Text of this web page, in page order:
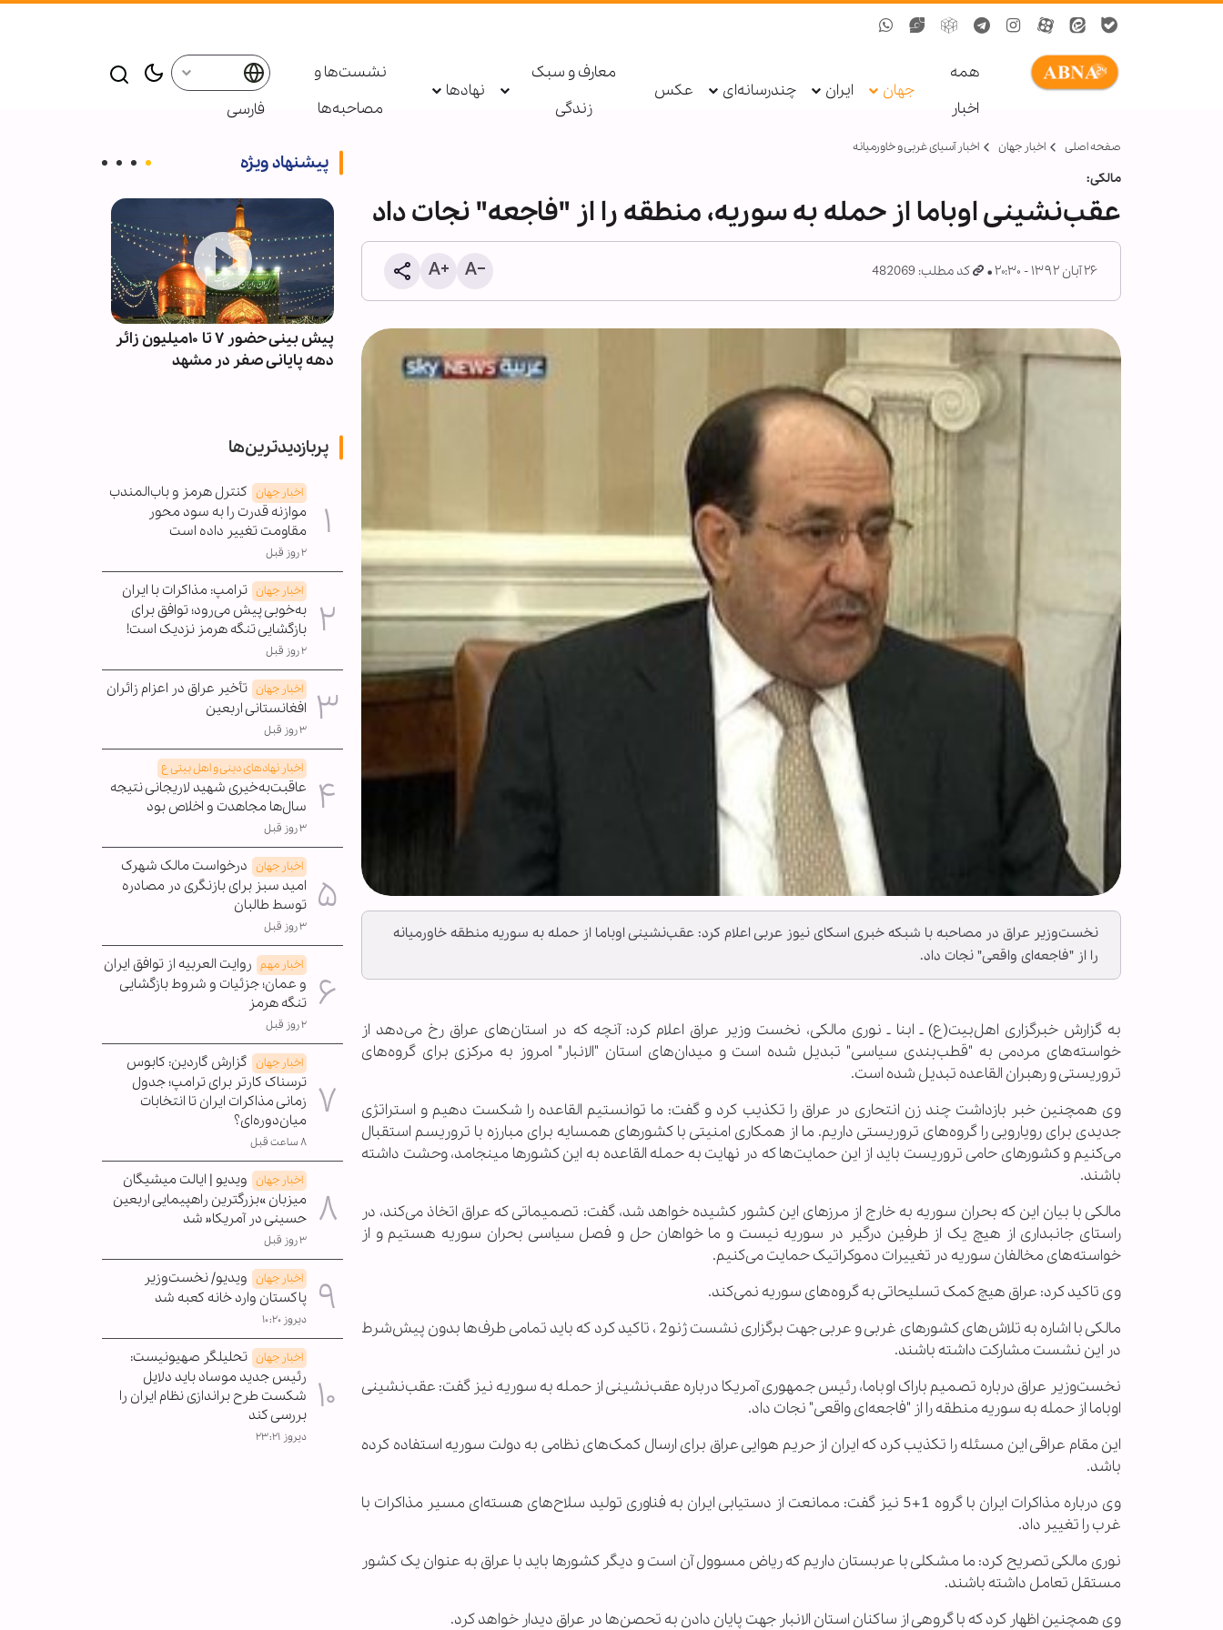
همه
اخبار
جهان ایران چندرسانه‌ای عکس
معارف و سبک
زندگی
نهادها
نشست‌ها و
مصاحبه‌ها
فارسی
صفحه اصلی اخبار جهان اخبار آسیای غربی و خاورمیانه
مالکی:
عقب‌نشینی اوباما از حمله به سوریه، منطقه را از "فاجعه‌" نجات داد
۲۶ آبان ۱۳۹۲ - ۲۰:۳۰ کد مطلب: 482069
نخست‌وزیر عراق در مصاحبه با شبکه خبری اسکای نیوز عربی اعلام کرد: عقب‌نشینی اوباما از حمله به سوریه منطقه خاورمیانه
را از "فاجعه‌ای واقعی" نجات داد.
به گزارش خبرگزاری اهل‌بیت(ع) ـ ابنا ـ نوری مالکی، نخست وزیر عراق اعلام کرد: آنچه که در استان‌های عراق رخ می‌دهد از
خواسته‌های مردمی به "قطب‌بندی سیاسی" تبدیل شده است و میدان‌های استان "الانبار" امروز به مرکزی برای گروه‌های
تروریستی و رهبران القاعده تبدیل شده است.
وی همچنین خبر بازداشت چند زن انتحاری در عراق را تکذیب کرد و گفت: ما توانستیم القاعده را شکست دهیم و استراتژی
جدیدی برای رویارویی را گروه‌های تروریستی داریم. ما از همکاری امنیتی با کشورهای همسایه برای مبارزه با تروریسم استقبال
می‌کنیم و کشورهای حامی تروریست باید از این حمایت‌ها که در نهایت به حمله القاعده به این کشورها مینجامد، وحشت داشته
باشند.
مالکی با بیان این که بحران سوریه به خارج از مرزهای این کشور کشیده خواهد شد، گفت: تصمیماتی که عراق اتخاذ می‌کند، در
راستای جانبداری از هیچ یک از طرفین درگیر در سوریه نیست و ما خواهان حل و فصل سیاسی بحران سوریه هستیم و از
خواسته‌های مخالفان سوریه در تغییرات دموکراتیک حمایت می‌کنیم.
وی تاکید کرد: عراق هیچ کمک تسلیحاتی به گروه‌های سوریه نمی‌کند.
مالکی با اشاره به تلا‌ش‌های کشورهای غربی و عربی جهت برگزاری نشست ژنو2 ، تاکید کرد که باید تمامی طرف‌ها بدون پیش‌شرط
در این نشست مشارکت‌ داشته باشند.
نخست‌وزیر عراق درباره تصمیم باراک اوباما، رئیس جمهوری آمریکا درباره عقب‌نشینی از حمله به سوریه نیز گفت: عقب‌نشینی
اوباما از حمله به سوریه منطقه را از "فاجعه‌ای واقعی" نجات داد.
این مقام عراقی این مسئله را تکذیب کرد که ایران از حریم هوایی عراق برای ارسال کمک‌های نظامی به دولت سوریه استفاده کرده
باشد.
وی درباره مذاکرات ایران با گروه 1+5 نیز گفت: ممانعت از دستیابی ایران به فناوری تولید سلاح‌های هسته‌ای مسیر مذاکرات با
غرب را تغییر داد.
نوری مالکی تصریح کرد: ما مشکلی با عربستان داریم که ریاض مسوول آن است و دیگر کشور‌ها باید با عراق به عنوان یک کشور
مستقل تعامل داشته باشند.
وی همچنین اظهار کرد که با گروهی از ساکنان استان الانبار جهت پایان دادن به تحصن‌ها در عراق دیدار خواهد کرد.
پیشنهاد ویژه
اینفوگرافی | تجدید بیعت و آمادگی
برای یاری اهل‌بیت(ع) - ۱۴
پیش بینی حضور ۷ تا ۱۰میلیون زائر
دهه پایانی صفر در مشهد
پربازدیدترین‌ها
اخبار جهان کنترل هرمز و باب‌المندب
موازنه قدرت را به سود محور
مقاومت تغییر داده است
۲ روز قبل
اخبار جهان ترامپ: مذاکرات با ایران
به‌خوبی پیش می‌رود؛ توافق برای
بازگشایی تنگه هرمز نزدیک است!
۲ روز قبل
اخبار جهان تأخیر عراق در اعزام زائران
افغانستانی اربعین
۳ روز قبل
اخبار نهادهای دینی و اهل بیتی ع
عاقبت‌به‌خیری شهید لاریجانی نتیجه
سال‌ها مجاهدت و اخلاص بود
۳ روز قبل
اخبار جهان درخواست مالک شهرک
امید سبز برای بازنگری در مصادره
توسط طالبان
۳ روز قبل
اخبار مهم روایت العربیه از توافق ایران
و عمان؛ جزئیات و شروط بازگشایی
تنگه هرمز
۲ روز قبل
اخبار جهان گزارش گاردین: کابوس
ترسناک کارتر برای ترامپ؛ جدول
زمانی مذاکرات ایران تا انتخابات
میان‌دوره‌ای؟
۸ ساعت قبل
اخبار جهان ویدیو | ایالت میشیگان
میزبان »بزرگترین راهپیمایی اربعین
حسینی در آمریکا« شد
۳ روز قبل
اخبار جهان ویدیو/ نخست‌وزیر
پاکستان وارد خانه کعبه شد
دیروز ۱۰:۲۰
اخبار جهان تحلیلگر صهیونیست:
رئیس جدید موساد باید دلایل
شکست طرح براندازی نظام ایران را
بررسی کند
دیروز ۲۳:۲۱